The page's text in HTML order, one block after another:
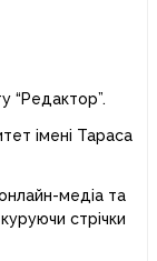
“Редактор”.
імені Тараса
медіа та
стрічки